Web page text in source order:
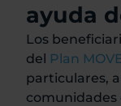
ayuda
Los
del Plan
particulares,
comunidades